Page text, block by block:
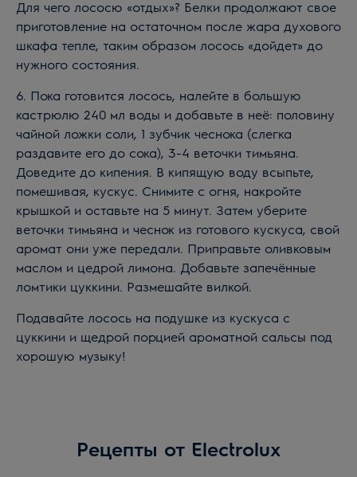
Для чего лососю «отдых»? Белки продолжают свое
приготовление на остаточном после жара духового
шкафа тепле, таким образом лосось «дойдет» до
нужного состояния.
6. Пока готовится лосось, налейте в большую
кастрюлю 240 мл воды и добавьте в неё: половину
чайной ложки соли, 1 зубчик чеснока (слегка
раздавите его до сока), 3-4 веточки тимьяна.
Доведите до кипения. В кипящую воду всыпьте,
помешивая, кускус. Снимите с огня, накройте
крышкой и оставьте на 5 минут. Затем уберите
веточки тимьяна и чеснок из готового кускуса, свой
аромат они уже передали. Приправьте оливковым
маслом и цедрой лимона. Добавьте запечённые
ломтики цуккини. Размешайте вилкой.
Подавайте лосось на подушке из кускуса c
цуккини и щедрой порцией ароматной сальсы под
хорошую музыку!
Рецепты от Electrolux